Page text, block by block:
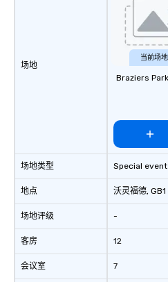
场地
场地类型
地点
场地评级
客房
会议室
当前场地
Braziers Park
Special
沃灵福德, GB1
-
12
7